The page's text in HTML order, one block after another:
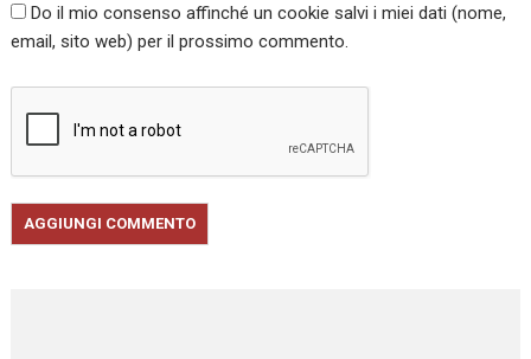
Do il mio consenso affinché un cookie salvi i miei dati (nome,
email, sito web) per il prossimo commento.